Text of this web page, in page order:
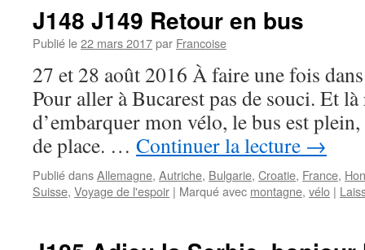
J148 J149 Retour en bus
Publié le22 mars 2017par Francoise
27 et 28 août 2016 À faire une fois
Pour aller à Bucarest pas de souci. Et
d’embarquer mon vélo, le bus est
de place. … Continuer la lecture →
Publié dansAllemagne, Autriche, Bulgarie, Croatie, France,
Suisse, Voyage de l'espoir | Marqué avec montagne, vélo |